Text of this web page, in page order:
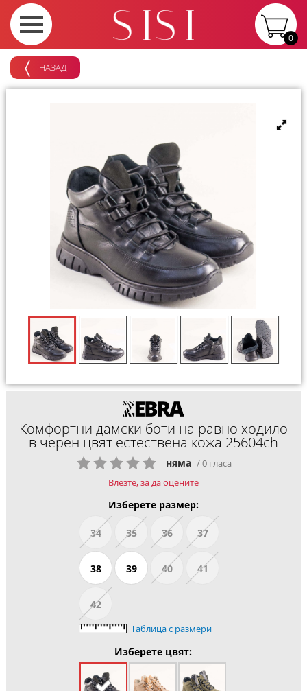
0
НАЗАД
Комфортни дамски боти на равно ходило
в черен цвят естествена кожа 25604ch
няма / 0 гласа
Влезте, за да оцените
Изберете размер:
34 35 36 37
38 39 40 41
42
Таблица с размери
Изберете цвят: